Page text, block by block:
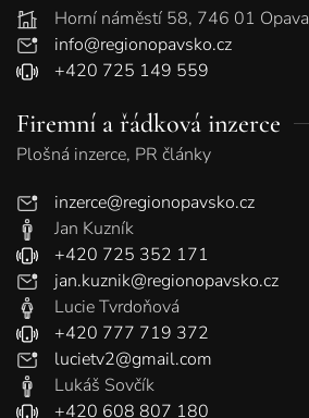
Horní náměstí 58, 746 01 Opava
info@regionopavsko.cz
+420 725 149 559
Firemní a řádková inzerce
Plošná inzerce, PR články
inzerce@regionopavsko.cz
Jan Kuzník
+420 725 352 171
jan.kuznik@regionopavsko.cz
Lucie Tvrdoňová
+420 777 719 372
lucietv2@gmail.com
Lukáš Sovčík
+420 608 807 180